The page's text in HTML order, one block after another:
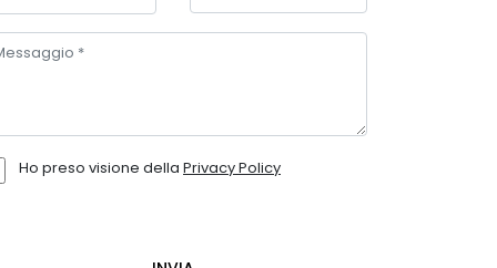
Ho preso visione della Privacy Policy